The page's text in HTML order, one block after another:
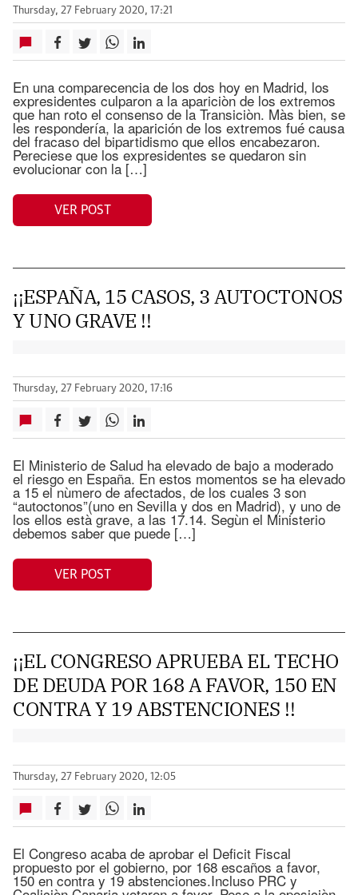
Thursday, 27 February 2020, 17:21
En una comparecencia de los dos hoy en Madrid, los
expresidentes culparon a la apariciòn de los extremos
que han roto el consenso de la Transiciòn. Màs bien, se
les respondería, la aparición de los extremos fué causa
del fracaso del bipartidismo que ellos encabezaron.
Pereciese que los expresidentes se quedaron sin
evolucionar con la […]
VER POST
¡¡ESPAÑA, 15 CASOS, 3 AUTOCTONOS
Y UNO GRAVE !!
Thursday, 27 February 2020, 17:16
El Ministerio de Salud ha elevado de bajo a moderado
el riesgo en España. En estos momentos se ha elevado
a 15 el nùmero de afectados, de los cuales 3 son
“autoctonos”(uno en Sevilla y dos en Madrid), y uno de
los ellos està grave, a las 17.14. Segùn el Ministerio
debemos saber que puede […]
VER POST
¡¡EL CONGRESO APRUEBA EL TECHO
DE DEUDA POR 168 A FAVOR, 150 EN
CONTRA Y 19 ABSTENCIONES !!
Thursday, 27 February 2020, 12:05
El Congreso acaba de aprobar el Deficit Fiscal
propuesto por el gobierno, por 168 escaños a favor,
150 en contra y 19 abstenciones.Incluso PRC y